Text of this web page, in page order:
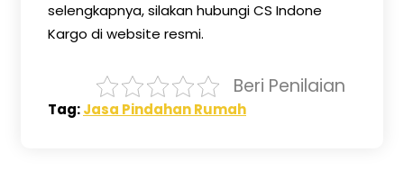
selengkapnya, silakan hubungi CS Indone
Kargo di website resmi.
Beri Penilaian
Tag:Jasa Pindahan Rumah